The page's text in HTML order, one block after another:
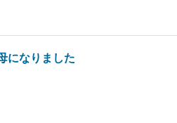
になりました